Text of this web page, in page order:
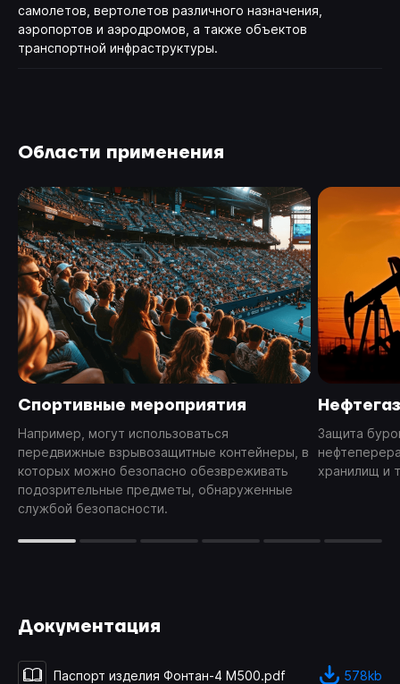
самолетов, вертолетов различного назначения,
аэропортов и аэродромов, а также объектов
транспортной инфраструктуры.
Области применения
Cпортивные мероприятия
Например, могут использоваться
передвижные взрывозащитные контейнеры, в
которых можно безопасно обезвреживать
подозрительные предметы, обнаруженные
службой безопасности.
Защита
хранилищ и
Документация
Паспорт изделия Фонтан-4 М500.pdf
578kb